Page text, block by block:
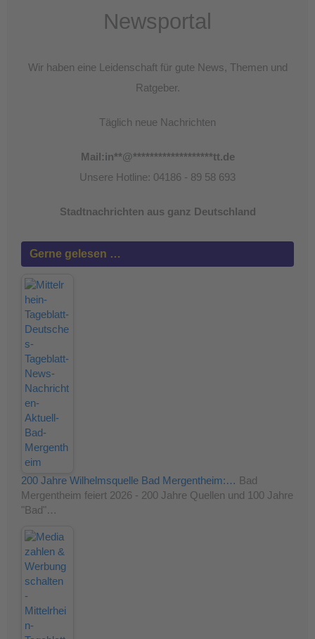
Newsportal
Wir haben eine Leidenschaft für gute News, Themen und
Ratgeber.
Täglich neue Nachrichten
Mail:in**@*******************tt.de
Unsere Hotline: 04186 - 89 58 693
Stadtnachrichten aus ganz Deutschland
Gerne gelesen …
200 Jahre Wilhelmsquelle Bad Mergentheim:… Bad
Mergentheim feiert 2026 - 200 Jahre Quellen und 100 Jahre
"Bad"…